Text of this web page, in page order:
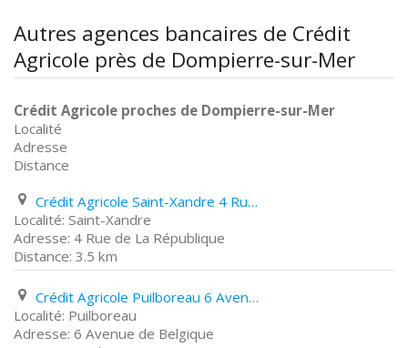
Autres agences bancaires de Crédit
Agricole près de Dompierre-sur-Mer
Crédit Agricole proches de Dompierre-sur-Mer
Localité
Adresse
Distance
Crédit Agricole Saint-Xandre 4 Rue de La République
Saint-Xandre
4 Rue de La République
3.5 km
Crédit Agricole Puilboreau 6 Avenue de Belgique
Puilboreau
6 Avenue de Belgique